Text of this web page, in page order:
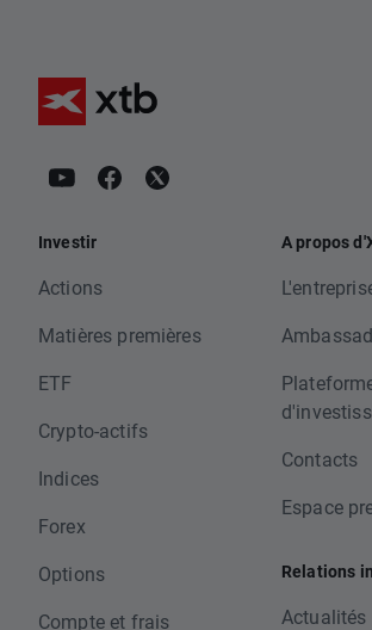
Investir
Actions
Matières premières
ETF
Crypto-actifs
Indices
Forex
Options
Compte et frais
A propos
Contacts
Espace
Relations
Actualités